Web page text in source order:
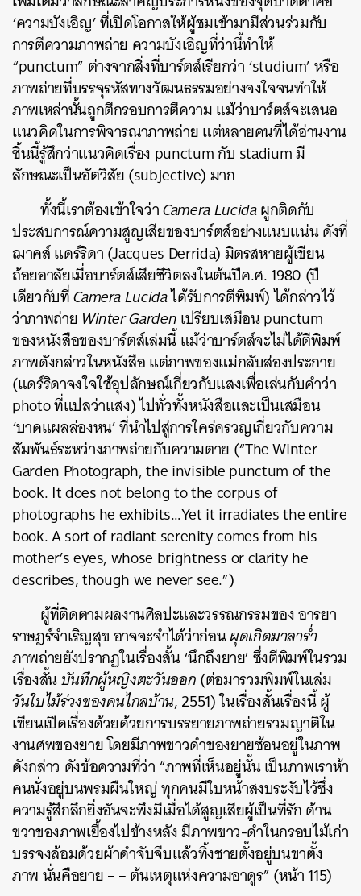
‘ความบังเอิญ’ ที่เปิดโอกาสให้ผู้ชมเข้ามามีส่วนร่วมกับ
การตีความภาพถ่าย ความบังเอิญที่ว่านี้ทำให้
“punctum” ต่างจากสิ่งที่บาร์ตส์เรียกว่า ‘studium’ หรือ
ภาพถ่ายที่บรรจุรหัสทางวัฒนธรรมอย่างจงใจจนทำให้
ภาพเหล่านั้นถูกตีกรอบการตีความแม้ว่าบาร์ตส์จะเสนอ
แนวคิดในการพิจารณาภาพถ่าย แต่หลายคนที่ได้อ่านงาน
ชิ้นนี้รู้สึกว่าแนวคิดเรื่อง punctum กับ stadium มี
ลักษณะเป็นอัตวิสัย (subjective) มาก
ทั้งนี้เราต้องเข้าใจว่าCamera Lucidaผูกติดกับ
ประสบการณ์ความสูญเสียของบาร์ตส์อย่างแนบแน่นดังที่
ฌาคส์ แดร์ริดา(Jacques Derrida) มิตรสหายผู้เขียน
ถ้อยอาลัยเมื่อบาร์ตส์เสียชีวิตลงในต้นปีค.ศ. 1980 (ปี
เดียวกับที่Camera Lucidaได้รับการตีพิมพ์) ได้กล่าวไว้
ว่าภาพถ่าย Winter Gardenเปรียบเสมือน punctum
ของหนังสือของบาร์ตส์เล่มนี้ แม้ว่าบาร์ตส์จะไม่ได้ตีพิมพ์
ภาพดังกล่าวในหนังสือ แต่ภาพของแม่กลับส่องประกาย
(แดร์ริดาจงใจใช้อุปลักษณ์เกี่ยวกับแสงเพื่อเล่นกับคำว่า
photo ที่แปลว่าแสง) ไปทั่วทั้งหนังสือและเป็นเสมือน
‘บาดแผลล่องหน’ ที่นำไปสู่การใคร่ครวญเกี่ยวกับความ
สัมพันธ์ระหว่างภาพถ่ายกับความตาย (“The Winter
Garden Photograph, the invisible punctum of the
book. It does not belong to the corpus of
photographs he exhibits…Yet it irradiates the entire
book. A sort of radiant serenity comes from his
mother’s eyes, whose brightness or clarity he
describes, though we never see.”)
ผู้ที่ติดตามผลงานศิลปะและวรรณกรรมของ อารยา
ราษฎร์จำเริญสุข อาจจะจำได้ว่าก่อนผุดเกิดมาลาร่ำ
ภาพถ่ายยังปรากฏในเรื่องสั้น ‘นึกถึงยาย’ ซึ่งตีพิมพ์ในรวม
เรื่องสั้นบันทึกผู้หญิงตะวันออก(ต่อมารวมพิมพ์ในเล่ม
วันใบไม้ร่วงของคนไกลบ้าน, 2551)ในเรื่องสั้นเรื่องนี้ ผู้
เขียนเปิดเรื่องด้วยด้วยการบรรยายภาพถ่ายรวมญาติใน
งานศพของยาย โดยมีภาพขาวดำของยายซ้อนอยู่ในภาพ
ดังกล่าว ดังข้อความที่ว่า “ภาพที่เห็นอยู่นั้น เป็นภาพเราห้า
คนนั่งอยู่บนพรมผืนใหญ่ ทุกคนมีใบหน้าสงบระงับไว้ซึ่ง
ความรู้สึกลึกยิ่งอันจะพึงมีเมื่อได้สูญเสียผู้เป็นที่รัก ด้าน
ขวาของภาพเยื้องไปข้างหลัง มีภาพขาว-ดำในกรอบไม้เก่า
บรรจงล้อมด้วยผ้าดำจับจีบแล้วทิ้งชายตั้งอยู่บนขาตั้ง
ภาพ นั่นคือยาย – – ต้นเหตุแห่งความอาดูร” (หน้า 115)